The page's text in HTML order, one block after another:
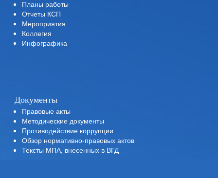
Планы работы
Отчеты КСП
Мероприятия
Коллегия
Инфографика
Документы
Правовые акты
Методические документы
Противодействие коррупции
Обзор нормативно-правовых актов
Тексты МПА, внесенных в ВГД